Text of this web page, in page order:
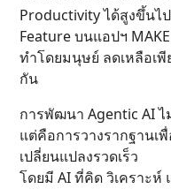
Productivity ได้สูงขึ้นไ
Feature บนแอปฯ
ทำโดยมนุษย์ ลดเหลือเ
กัน
การพัฒนา Agentic AI
แต่คือการวางรากฐาน
เปลี่ยนแปลงรวดเร็ว
โดยมี AI ที่คิด วิเคราะห์